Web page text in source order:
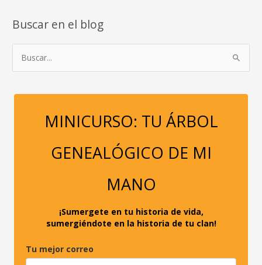
probar
Buscar en el blog
c
MINICURSO: TU ÁRBOL
GENEALÓGICO DE MI
MANO
¡Sumergete en tu historia de vida,
sumergiéndote en la historia de tu clan!
Tu mejor correo